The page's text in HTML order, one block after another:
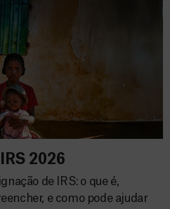
2026
de IRS: o que é,
e como pode ajudar